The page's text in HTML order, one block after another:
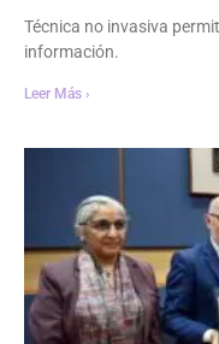
Técnica no invasiva
información.
Leer Más ›